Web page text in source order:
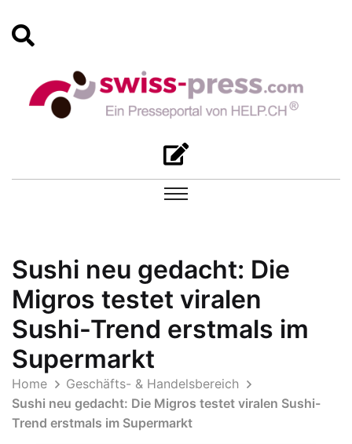
Sushi neu gedacht: Die
Migros testet viralen
Sushi-Trend erstmals im
Supermarkt
Home
Geschäfts- & Handelsbereich
Sushi neu gedacht: Die Migros testet viralen Sushi-
Trend erstmals im Supermarkt